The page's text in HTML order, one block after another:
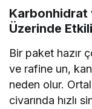
Karbonhidrat
Üzerinde
Bir paket hazır
ve rafine un,
neden olur.
civarında hızlı